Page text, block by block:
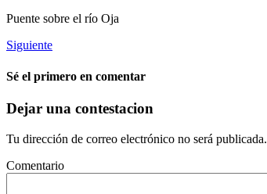
Puente sobre el río Oja
Siguiente
Sé el primero en comentar
Dejar una contestacion
Tu dirección de correo electrónico no será publicada.
Comentario